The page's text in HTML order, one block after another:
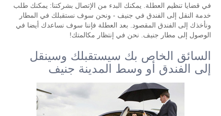
في قضايا تنظيم العطلة. يمكنك البدء من الإتصال بشركتنا: يمكنك طلب
خدمة النقل إلى الفندق في جنيف - ونحن سوف نستقبلك في المطار
ونأخذك إلى الفندق المقصود. بعد العطلة فإننا سوف نساعدك أيضا في
الوصول إلى مطار جنيف. نحن في إنتظار مكالمتك!
السائق الخاص بك سيستقبلك وسينقل
إلى الفندق أو وسط المدينة جنيف